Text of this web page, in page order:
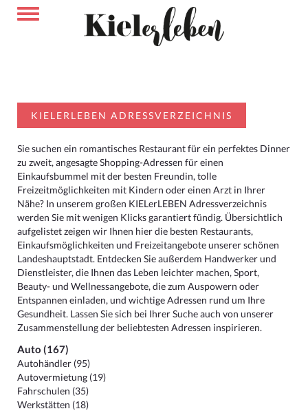
KIELERLEBEN ADRESSVERZEICHNIS
Sie suchen ein romantisches Restaurant für ein perfektes Dinner
zu zweit, angesagte Shopping-Adressen für einen
Einkaufsbummel mit der besten Freundin, tolle
Freizeitmöglichkeiten mit Kindern oder einen Arzt in Ihrer
Nähe? In unserem großen KIELerLEBEN Adressverzeichnis
werden Sie mit wenigen Klicks garantiert fündig. Übersichtlich
aufgelistet zeigen wir Ihnen hier die besten Restaurants,
Einkaufsmöglichkeiten und Freizeitangebote unserer schönen
Landeshauptstadt. Entdecken Sie außerdem Handwerker und
Dienstleister, die Ihnen das Leben leichter machen, Sport,
Beauty- und Wellnessangebote, die zum Auspowern oder
Entspannen einladen, und wichtige Adressen rund um Ihre
Gesundheit. Lassen Sie sich bei Ihrer Suche auch von unserer
Zusammenstellung der beliebtesten Adressen inspirieren.
Auto (167)
Autohändler (95)
Autovermietung (19)
Fahrschulen (35)
Werkstätten (18)